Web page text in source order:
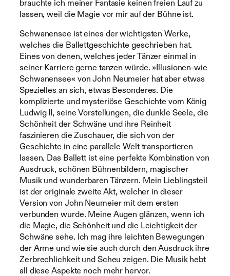
brauchte ich meiner Fantasie keinen freien Lauf zu
lassen, weil die Magie vor mir auf der Bühne ist.
Schwanensee ist eines der wichtigsten Werke,
welches die Ballettgeschichte geschrieben hat.
Eines von denen, welches jeder Tänzer einmal in
seiner Karriere gerne tanzen würde. »Illusionen-wie
Schwanensee« von John Neumeier hat aber etwas
Spezielles an sich, etwas Besonderes. Die
komplizierte und mysteriöse Geschichte vom König
Ludwig II, seine Vorstellungen, die dunkle Seele, die
Schönheit der Schwäne und ihre Reinheit
faszinieren die Zuschauer, die sich von der
Geschichte in eine parallele Welt transportieren
lassen. Das Ballett ist eine perfekte Kombination von
Ausdruck, schönen Bühnenbildern, magischer
Musik und wunderbaren Tänzern. Mein Lieblingsteil
ist der originale zweite Akt, welcher in dieser
Version von John Neumeier mit dem ersten
verbunden wurde. Meine Augen glänzen, wenn ich
die Magie, die Schönheit und die Leichtigkeit der
Schwäne sehe. Ich mag ihre leichten Bewegungen
der Arme und wie sie auch durch den Ausdruck ihre
Zerbrechlichkeit und Scheu zeigen. Die Musik hebt
all diese Aspekte noch mehr hervor.